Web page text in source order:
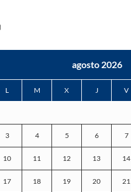
agosto 2026
L M X J V
3 4 5 6 7
10 11 12 13 14
17 18 19 20 21